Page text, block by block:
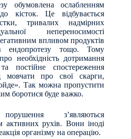
обумовлена ослабленням
кісток. Це відбувається
тривалих надмірних
непереносимості
впливом продуктів
ендопротезу тощо. Тому
необхідність дотримання
постійне спостереження
мовчати про свої скарги,
Так можна пропустити
боротися буде важко.
порушення з’являються
рухів. Вони іноді
організму на операцію.